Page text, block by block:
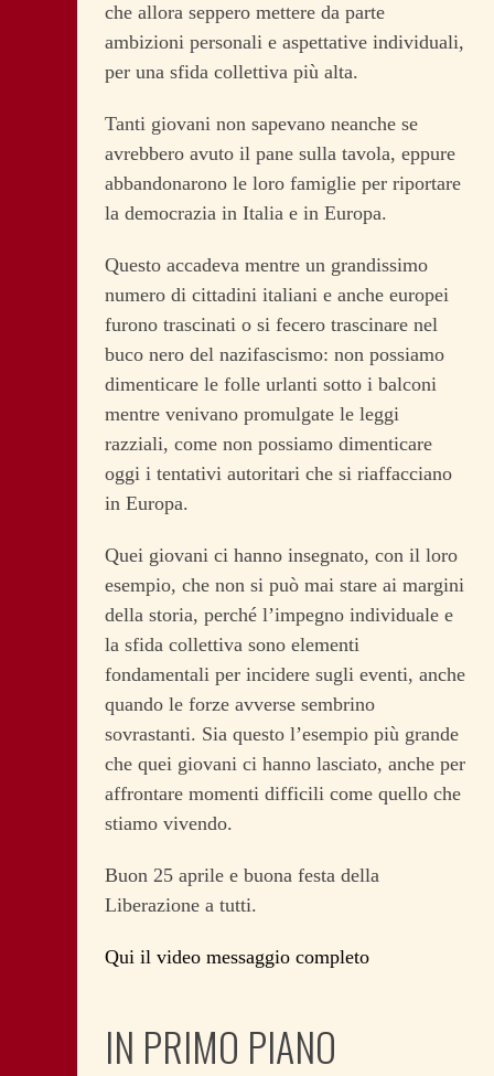
che allora seppero mettere da parte
ambizioni personali e aspettative individuali,
per una sfida collettiva più alta.
Tanti giovani non sapevano neanche se
avrebbero avuto il pane sulla tavola, eppure
abbandonarono le loro famiglie per riportare
la democrazia in Italia e in Europa.
Questo accadeva mentre un grandissimo
numero di cittadini italiani e anche europei
furono trascinati o si fecero trascinare nel
buco nero del nazifascismo: non possiamo
dimenticare le folle urlanti sotto i balconi
mentre venivano promulgate le leggi
razziali, come non possiamo dimenticare
oggi i tentativi autoritari che si riaffacciano
in Europa.
Quei giovani ci hanno insegnato, con il loro
esempio, che non si può mai stare ai margini
della storia, perché l’impegno individuale e
la sfida collettiva sono elementi
fondamentali per incidere sugli eventi, anche
quando le forze avverse sembrino
sovrastanti. Sia questo l’esempio più grande
che quei giovani ci hanno lasciato, anche per
affrontare momenti difficili come quello che
stiamo vivendo.
Buon 25 aprile e buona festa della
Liberazione a tutti.
Qui il video messaggio completo
IN PRIMO PIANO